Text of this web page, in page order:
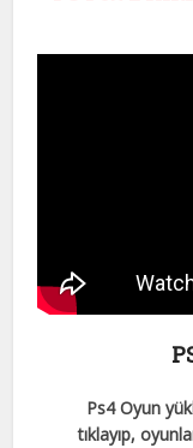
Ps4 Oyun
tıklayıp,